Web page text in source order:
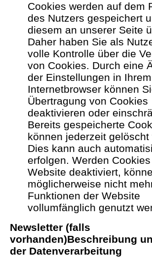
Cookies werden auf dem
des Nutzers gespeichert
diesem an unserer Seite
Daher haben Sie als
volle Kontrolle über die
von Cookies. Durch eine
der Einstellungen in Ihrem
Internetbrowser können
Übertragung von Cookies
deaktivieren oder
Bereits gespeicherte
können jederzeit gelöscht
Dies kann auch
erfolgen. Werden
Website deaktiviert,
möglicherweise nicht
Funktionen der Website
vollumfänglich genutzt
Newsletter (falls
vorhanden)Beschreibung
der Datenverarbeitung